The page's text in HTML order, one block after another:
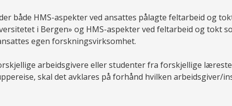
både HMS-aspekter ved ansattes pålagte feltarbeid og
i Bergen» og HMS-aspekter ved feltarbeid og tokt
egen forskningsvirksomhet.
arbeidsgivere eller studenter fra forskjellige
skal det avklares på forhånd hvilken arbeidsgiver/